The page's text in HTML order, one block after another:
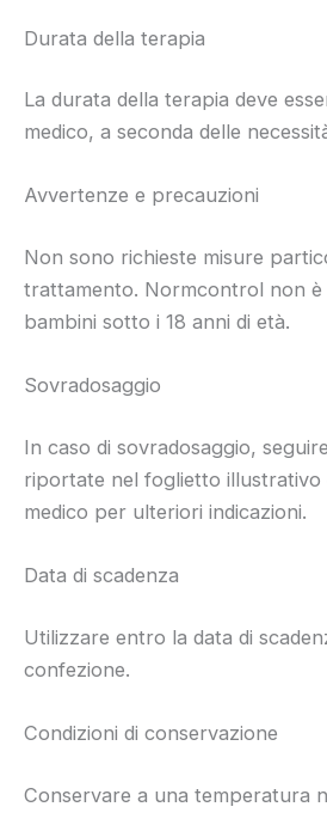
Durata della terapia
La durata della terapia deve
medico, a seconda delle
Avvertenze e precauzioni
Non sono richieste misure
trattamento. Normcontrol non
bambini sotto i 18 anni di età.
Sovradosaggio
In caso di sovradosaggio,
riportate nel foglietto
medico per ulteriori indicazioni.
Data di scadenza
Utilizzare entro la data di
confezione.
Condizioni di conservazione
Conservare a una temperatura